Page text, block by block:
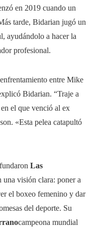
en 2019 cuando un
tarde, Bidarian jugó un
ayudándolo a hacer la
profesional.
entre Mike
Bidarian. “Traje a
el que venció al ex
«Esta pelea catapultó
Las
una visión clara: poner a
el boxeo femenino y dar
del deporte. Su
campeona mundial